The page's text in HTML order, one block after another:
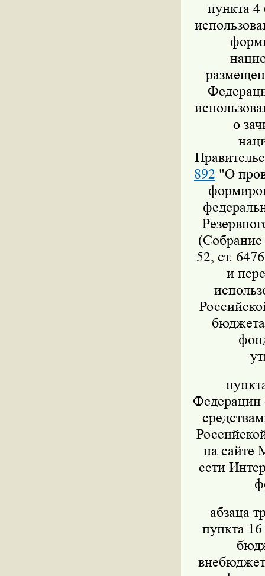
пункта 4
о
892 "О
(Собрание
52, ст.
и
Федерации
на сайте
сети
абзаца
пункта